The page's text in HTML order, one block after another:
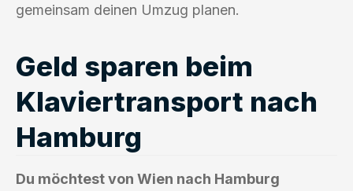
gemeinsam deinen Umzug planen.
Geld sparen beim
Klaviertransport nach
Hamburg
Du möchtest von Wien nach Hamburg